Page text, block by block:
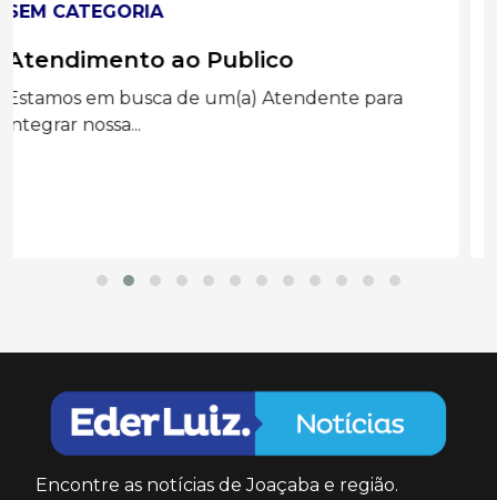
SEM CATEGORIA
Auxiliar administrado
Graduação completa ou cursando
Administração, Processos Gerenciais e áreas...
Encontre as notícias de Joaçaba e região.